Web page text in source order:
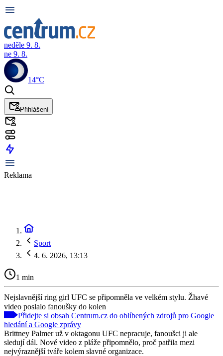
neděle 9. 8.
ne 9. 8.
14°C
Přihlášení
Reklama
Sport
4. 6. 2026, 13:13
1 min
Nejslavnější ring girl UFC se připomněla ve velkém stylu. Žhavé
video poslalo fanoušky do kolen
Přidejte si obsah Centrum.cz do oblíbených zdrojů pro Google
hledání a Google zprávy
Brittney Palmer už v oktagonu UFC nepracuje, fanoušci ji ale
sledují dál. Nové video z pláže připomnělo, proč patřila mezi
nejvýraznější tváře kolem slavné organizace.